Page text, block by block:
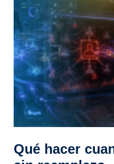
Qué hacer